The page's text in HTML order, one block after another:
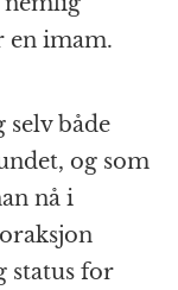
en imam.
selv både
og som
nå i
status for